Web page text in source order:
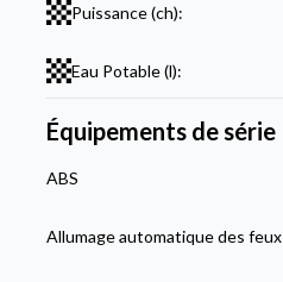
Puissance (ch):
Eau Potable (l):
Équipements de série
ABS
Allumage automatique des feux